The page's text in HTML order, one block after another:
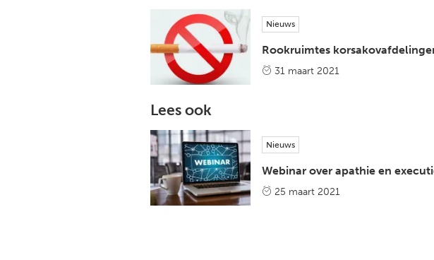
Nieuws
Rookruimtes
31 maart 2021
Lees ook
Nieuws
Webinar over apathie en
25 maart 2021